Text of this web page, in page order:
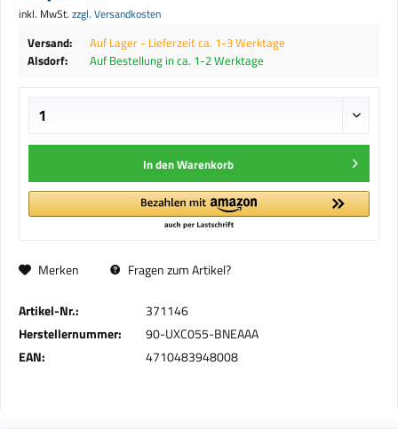
inkl. MwSt. zzgl. Versandkosten
Versand:
Auf Lager - Lieferzeit ca. 1-3 Werktage
Alsdorf:
Auf Bestellung in ca. 1-2 Werktage
In denWarenkorb
Merken Fragen zum Artikel?
Artikel-Nr.:
371146
Herstellernummer:
90-UXC055-BNEAAA
EAN:
4710483948008